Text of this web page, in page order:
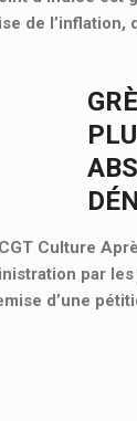
de l’inflation,
Culture
par
d’une